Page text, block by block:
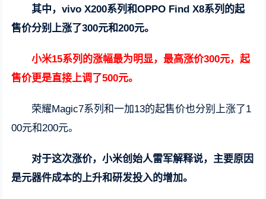
其中，vivo X200系列和OPPO Find X8系列的起
售价分别上涨了300元和200元。
小米15系列的涨幅最为明显，最高涨价300元，起
售价更是直接上调了500元。
荣耀Magic7系列和一加13的起售价也分别上涨了1
00元和200元。
对于这次涨价，小米创始人雷军解释说，主要原因
是元器件成本的上升和研发投入的增加。